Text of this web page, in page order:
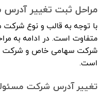
مراحل ثبت تغییر
با توجه به قالب و نوع
متفاوت است. در ادامه به
شرکت سهامی خاص و شرکت
است.
تغییر آدرس شرکت